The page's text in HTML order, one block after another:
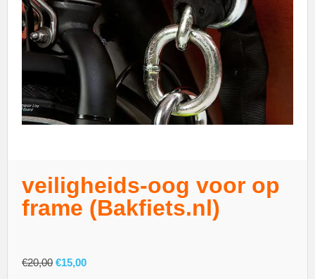
veiligheids-oog voor op
frame (Bakfiets.nl)
€20,00 €15,00